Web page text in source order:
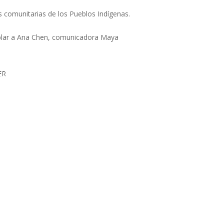
de los Pueblos Indígenas.
a Ana Chen, comunicadora Maya